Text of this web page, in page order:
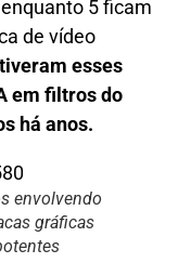
5 ficam
de vídeo
esses
em filtros do
há anos.
envolvendo
gráficas